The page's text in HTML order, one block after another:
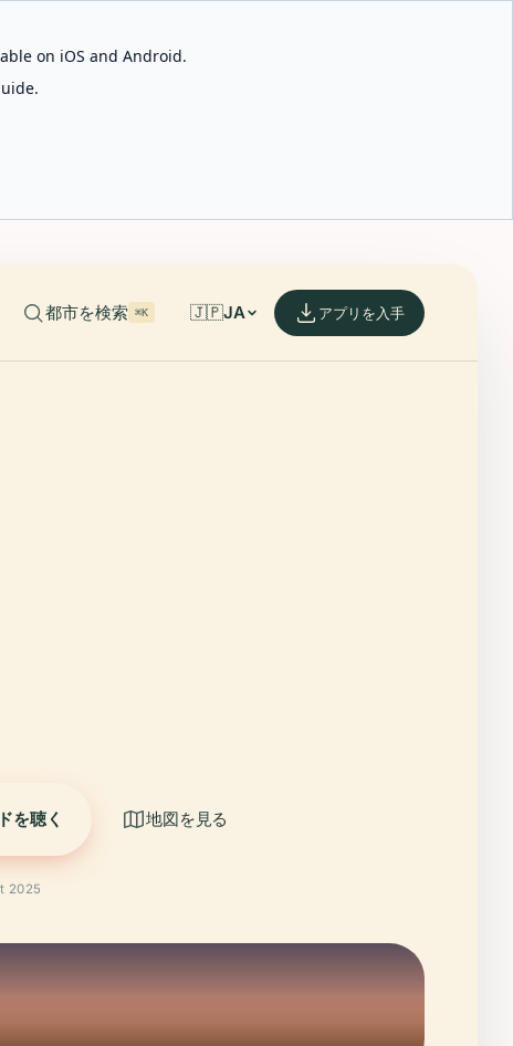
on iOS and Android.
都市を検索 ⌘K 🇯🇵JA アプリを入手
を聴く 地図を見る
2025